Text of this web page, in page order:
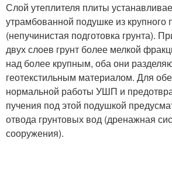
Слой утеплителя плиты
утрамбованной подушке из крупного
(непучинистая подготовка грунта).
двух слоев грунт более мелкой
над более крупным, оба они
геотекстильным материалом. Для
нормальной работы УШП и
пучения под этой подушкой
отвода грунтовых вод (дренажная
сооружения).